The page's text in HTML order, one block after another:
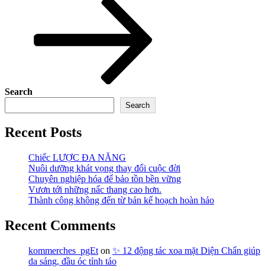
Search
Search
Recent Posts
Chiếc LƯỢC ĐA NĂNG
Nuôi dưỡng khát vọng thay đổi cuộc đời
Chuyên nghiệp hóa để bảo tồn bền vững
Vươn tới những nấc thang cao hơn.
Thành công không đến từ bản kế hoạch hoàn hảo
Recent Comments
kommerches_pgEt on ✨ 12 động tác xoa mặt Diện Chẩn giúp
da sáng, đầu óc tỉnh táo